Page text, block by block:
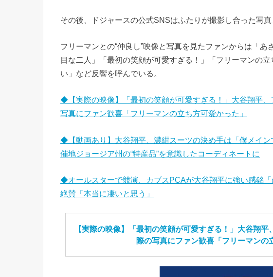
その後、ドジャースの公式SNSはふたりが撮影し合った写
フリーマンとの“仲良し”映像と写真を見たファンからは「
目な二人」「最初の笑顔が可愛すぎる！」「フリーマンの
い」など反響を呼んでいる。
◆【実際の映像】「最初の笑顔が可愛すぎる！」大谷翔平
写真にファン歓喜「フリーマンの立ち方可愛かった」
◆【動画あり】大谷翔平、濃紺スーツの決め手は「僕メ
催地ジョージア州の“特産品”を意識したコーディネートに
◆オールスターで競演、カブスPCAが大谷翔平に強い感銘
絶賛「本当に凄いと思う」
【実際の映像】「最初の笑顔が可愛すぎる！」大谷翔
際の写真にファン歓喜「フリーマンの